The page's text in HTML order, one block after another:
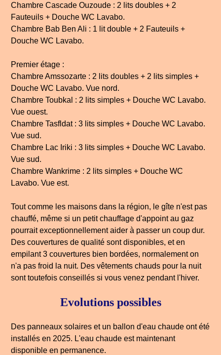
Chambre Cascade Ouzoude : 2 lits doubles + 2
Fauteuils + Douche WC Lavabo.
Chambre Bab Ben Ali : 1 lit double + 2 Fauteuils +
Douche WC Lavabo.
Premier étage :
Chambre Amssozarte : 2 lits doubles + 2 lits simples +
Douche WC Lavabo. Vue nord.
Chambre Toubkal : 2 lits simples + Douche WC Lavabo.
Vue ouest.
Chambre Tasfldat : 3 lits simples + Douche WC Lavabo.
Vue sud.
Chambre Lac Iriki : 3 lits simples + Douche WC Lavabo.
Vue sud.
Chambre Wankrime : 2 lits simples + Douche WC
Lavabo. Vue est.
Tout comme les maisons dans la région, le gîte n'est pas
chauffé, même si un petit chauffage d'appoint au gaz
pourrait exceptionnellement aider à passer un coup dur.
Des couvertures de qualité sont disponibles, et en
empilant 3 couvertures bien bordées, normalement on
n'a pas froid la nuit. Des vêtements chauds pour la nuit
sont toutefois conseillés si vous venez pendant l'hiver.
Evolutions possibles
Des panneaux solaires et un ballon d'eau chaude ont été
installés en 2025. L'eau chaude est maintenant
disponible en permanence.